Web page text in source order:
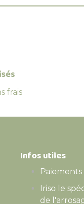
frais
Infos utiles
Paiements
Iriso le
de